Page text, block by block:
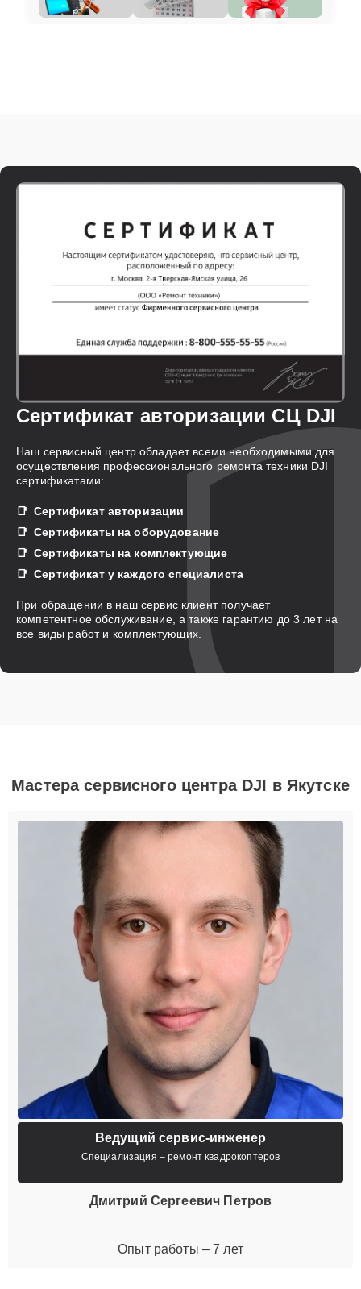
Сертификат авторизации СЦ DJI
Наш сервисный центр обладает всеми необходимыми для
осуществления профессионального ремонта техники DJI
сертификатами:
Сертификат авторизации
Сертификаты на оборудование
Сертификаты на комплектующие
Сертификат у каждого специалиста
При обращении в наш сервис клиент получает
компетентное обслуживание, а также гарантию до 3 лет на
все виды работ и комплектующих.
Мастера сервисного центра DJI в Якутске
Ведущий сервис-инженер
Специализация – ремонт квадрокоптеров
Дмитрий Сергеевич Петров
Опыт работы – 7 лет